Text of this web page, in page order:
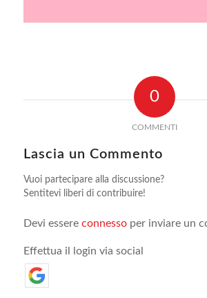
0
COMMENTI
Lascia un Commento
Vuoi partecipare alla discussione?
Sentitevi liberi di contribuire!
Devi essere connessoper inviare un
Effettua il login via social